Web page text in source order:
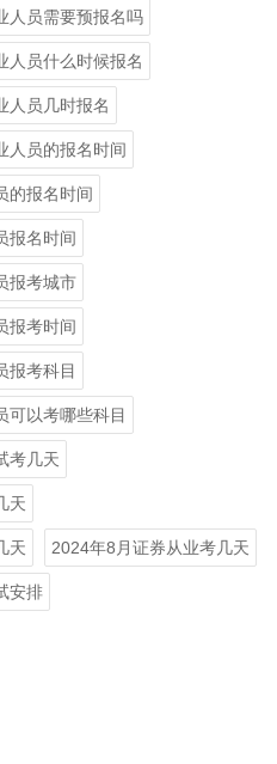
人员需要预报名吗
人员什么时候报名
人员几时报名
人员的报名时间
的报名时间
报名时间
报考城市
报考时间
报考科目
可以考哪些科目
考几天
天
天 2024年8月证券从业考几天
安排